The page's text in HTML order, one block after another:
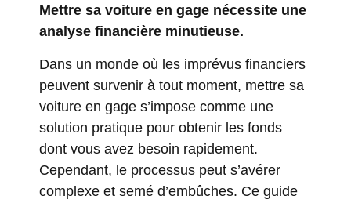
Mettre sa voiture en gage nécessite une
analyse financière minutieuse.
Dans un monde où les imprévus financiers
peuvent survenir à tout moment, mettre sa
voiture en gage s’impose comme une
solution pratique pour obtenir les fonds
dont vous avez besoin rapidement.
Cependant, le processus peut s’avérer
complexe et semé d’embûches. Ce guide